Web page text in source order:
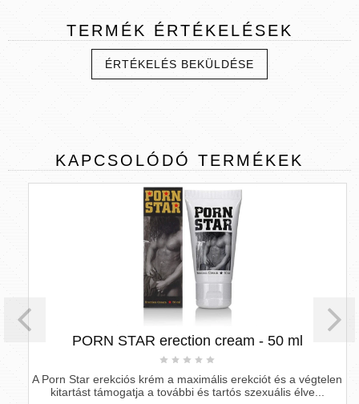
TERMÉK ÉRTÉKELÉSEK
ÉRTÉKELÉS BEKÜLDÉSE
KAPCSOLÓDÓ TERMÉKEK
PORN STAR erection cream - 50 ml
A Porn Star erekciós krém a maximális erekciót és a végtelen
kitartást támogatja a további és tartós szexuális élve...